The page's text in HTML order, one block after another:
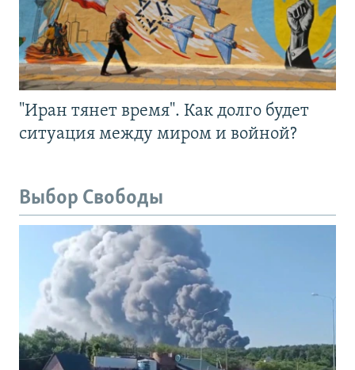
"Иран тянет время". Как долго будет
ситуация между миром и войной?
Выбор Свободы